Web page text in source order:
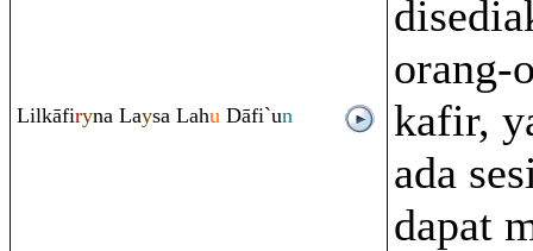
Lilkāfiryna Laysa Lahu Dāfi`un
orang-
kafir,
ada
dapat